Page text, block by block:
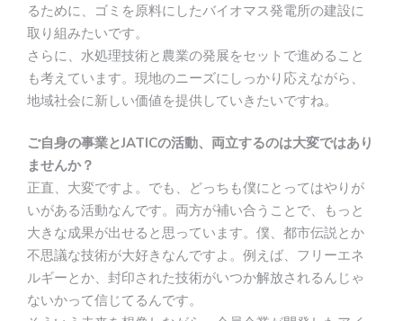
るために、ゴミを原料にしたバイオマス発電所の建設に
取り組みたいです。
さらに、水処理技術と農業の発展をセットで進めること
も考えています。現地のニーズにしっかり応えながら、
地域社会に新しい価値を提供していきたいですね。
ご自身の事業とJATICの活動、両立するのは大変ではあり
ませんか？
正直、大変ですよ。でも、どっちも僕にとってはやりが
いがある活動なんです。両方が補い合うことで、もっと
大きな成果が出せると思っています。僕、都市伝説とか
不思議な技術が大好きなんですよ。例えば、フリーエネ
ルギーとか、封印された技術がいつか解放されるんじゃ
ないかって信じてるんです。